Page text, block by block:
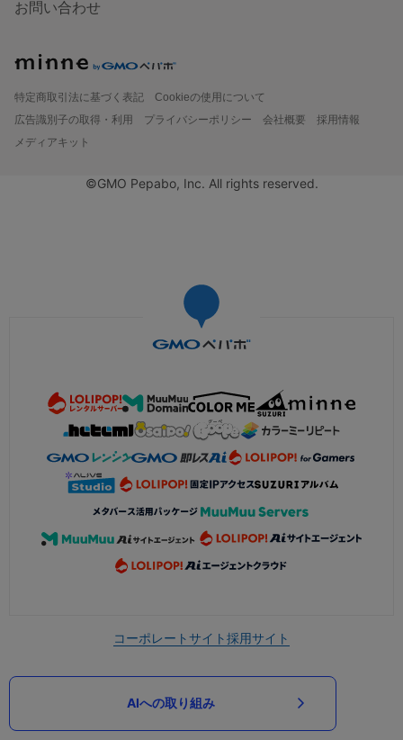
お問い合わせ
特定商取引法に基づく表記
Cookieの使用について
広告識別子の取得・利用
プライバシーポリシー 会社概要
採用情報
メディアキット
©GMO Pepabo, Inc. All rights reserved.
コーポレートサイト採用サイト
AIへの取り組み